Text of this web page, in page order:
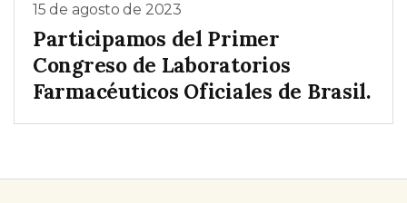
15 de agosto de 2023
Participamos del Primer
Congreso de Laboratorios
Farmacéuticos Oficiales de Brasil.